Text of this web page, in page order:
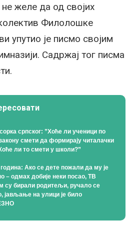
не желе да од својих
Филолошке
упутио је писмо својим
Садржај тог писма
српског: ”Хоће ли ученици по
смети да формирају читалачки
ли то смети у школи?”
Ако се дете пожали да му је
– одмах добије неки посао, ТВ
су бирали родитељи, ручало се
јављање на улици је било